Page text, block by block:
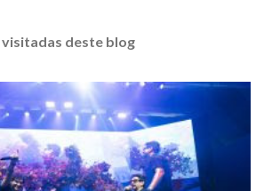
visitadas deste blog